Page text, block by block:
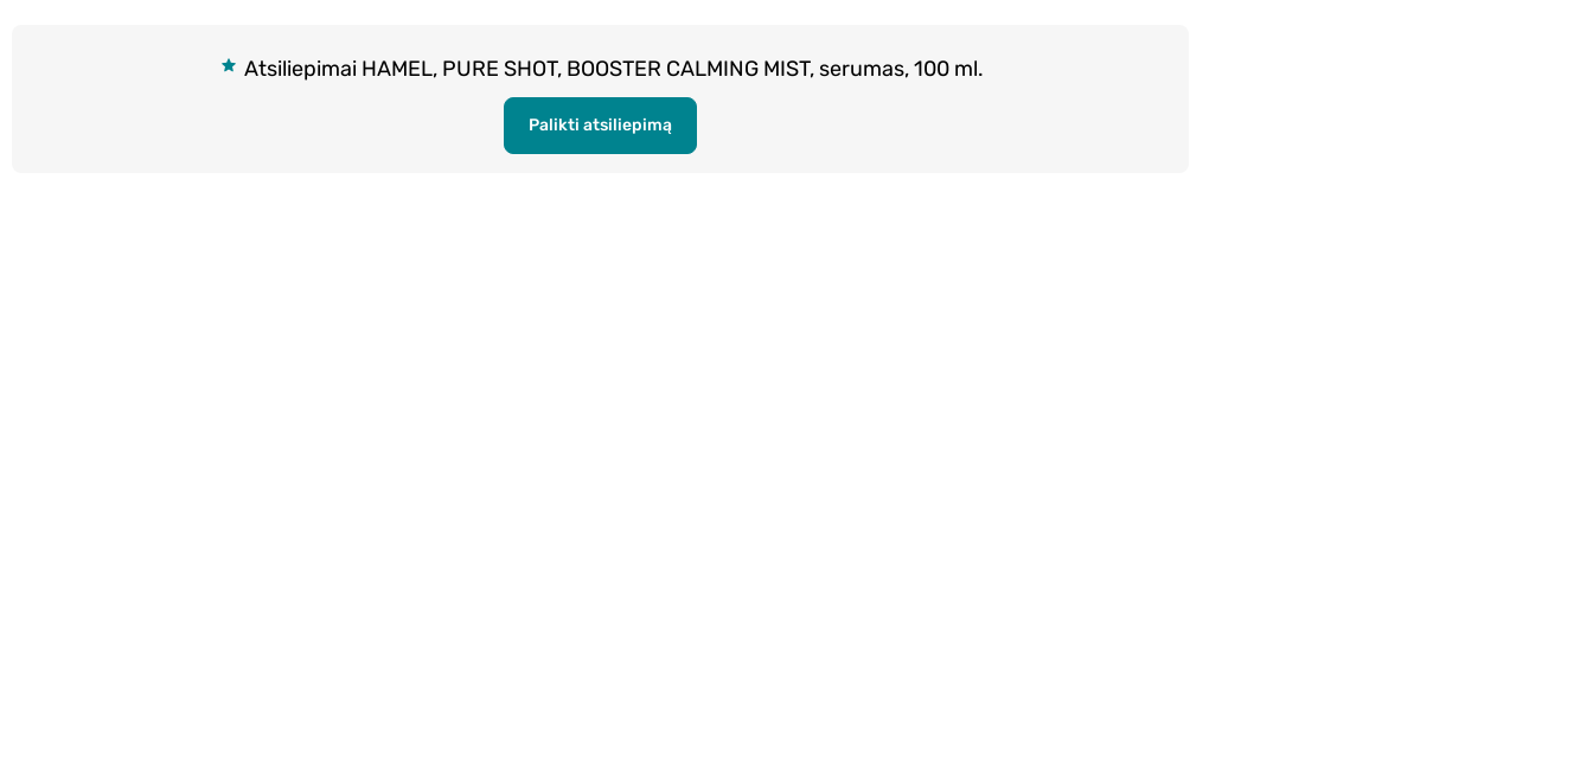
Atsiliepimai HAMEL, PURE SHOT, BOOSTER CALMING MIST, serumas, 100 ml.
Palikti atsiliepimą